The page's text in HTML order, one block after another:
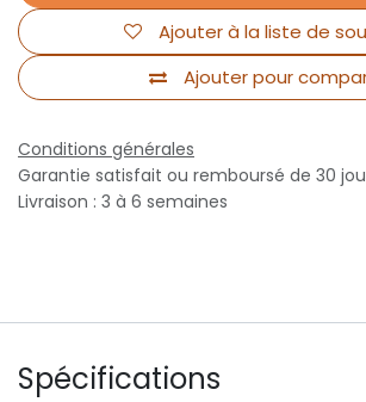
Ajouter pour
Ajouter à la liste de
Conditions générales
Garantie satisfait ou remboursé de 30
Livraison : 3 à 6 semaines
Spécifications